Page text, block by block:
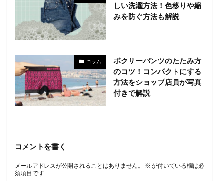
しい洗濯方法！色移りや縮
みを防ぐ方法も解説
コラム
ボクサーパンツのたたみ方
のコツ！コンパクトにする
方法をショップ店員が写真
付きで解説
コメントを書く
メールアドレスが公開されることはありません。 ※ が付いている欄は必
須項目です